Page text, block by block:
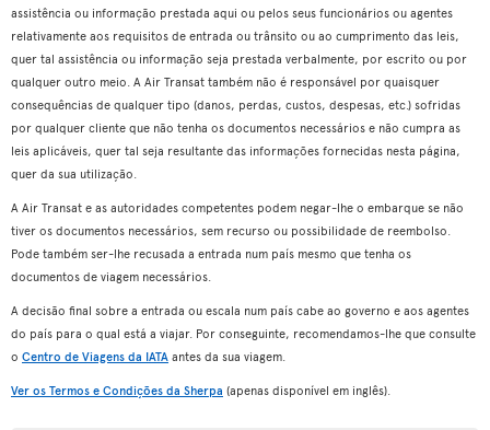
assistência ou informação prestada aqui ou pelos seus funcionários ou agentes
relativamente aos requisitos de entrada ou trânsito ou ao cumprimento das leis,
quer tal assistência ou informação seja prestada verbalmente, por escrito ou por
qualquer outro meio. A Air Transat também não é responsável por quaisquer
consequências de qualquer tipo (danos, perdas, custos, despesas, etc.) sofridas
por qualquer cliente que não tenha os documentos necessários e não cumpra as
leis aplicáveis, quer tal seja resultante das informações fornecidas nesta página,
quer da sua utilização.
A Air Transat e as autoridades competentes podem negar-lhe o embarque se não
tiver os documentos necessários, sem recurso ou possibilidade de reembolso.
Pode também ser-lhe recusada a entrada num país mesmo que tenha os
documentos de viagem necessários.
A decisão final sobre a entrada ou escala num país cabe ao governo e aos agentes
do país para o qual está a viajar. Por conseguinte, recomendamos-lhe que consulte
o Centro de Viagens da IATA antes da sua viagem.
Ver os Termos e Condições da Sherpa (apenas disponível em inglês).